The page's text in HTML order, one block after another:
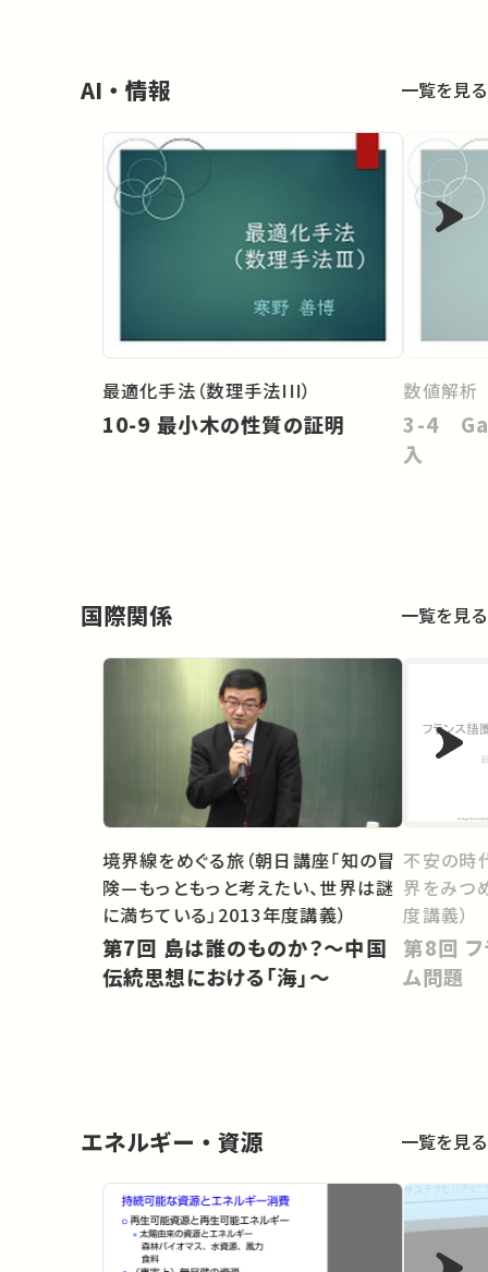
AI・情報 一覧を見る
最適化手法（数理手法III）
10-9 最小木の性質の証明
数値解析
3-4
入
国際関係 一覧を見る
境界線をめぐる旅（朝日講座「知の冒
険—もっともっと考えたい、世界は謎
に満ちている」2013年度講義）
第7回 島は誰のものか？～中国
伝統思想における「海」～
不安の時
界をみつ
度講義）
第8回 フランス語圏の反イスラー
ム問題
エネルギー・資源 一覧を見る